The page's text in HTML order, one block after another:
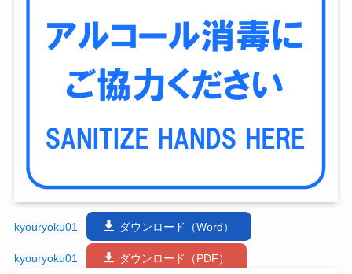
kyouryoku01 ダウンロード（Word）
kyouryoku01 ダウンロード（PDF）